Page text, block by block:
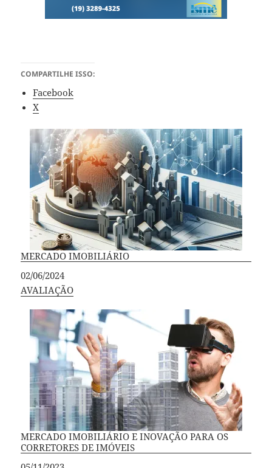
COMPARTILHE ISSO:
Facebook
X
MERCADO IMOBILIÁRIO
Data
02/06/2024
Em relação a
AVALIAÇÃO
MERCADO IMOBILIÁRIO E INOVAÇÃO PARA OS
CORRETORES DE IMÓVEIS